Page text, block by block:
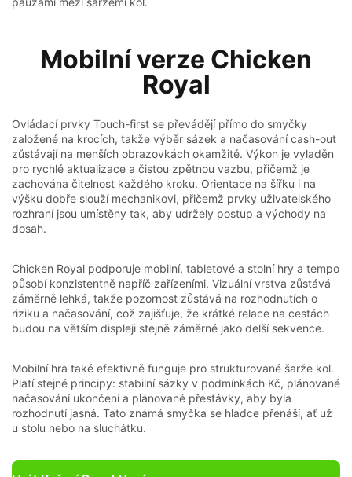
Mobilní verze Chicken
Royal
Ovládací prvky Touch-first se převádějí přímo do smyčky
založené na krocích, takže výběr sázek a načasování cash-out
zůstávají na menších obrazovkách okamžité. Výkon je vyladěn
pro rychlé aktualizace a čistou zpětnou vazbu, přičemž je
zachována čitelnost každého kroku. Orientace na šířku i na
výšku dobře slouží mechanikovi, přičemž prvky uživatelského
rozhraní jsou umístěny tak, aby udržely postup a východy na
dosah.
Chicken Royal podporuje mobilní, tabletové a stolní hry a tempo
působí konzistentně napříč zařízeními. Vizuální vrstva zůstává
záměrně lehká, takže pozornost zůstává na rozhodnutích o
riziku a načasování, což zajišťuje, že krátké relace na cestách
budou na větším displeji stejně záměrné jako delší sekvence.
Mobilní hra také efektivně funguje pro strukturované šarže kol.
Platí stejné principy: stabilní sázky v podmínkách Kč, plánované
načasování ukončení a plánované přestávky, aby byla
rozhodnutí jasná. Tato známá smyčka se hladce přenáší, ať už
u stolu nebo na sluchátku.